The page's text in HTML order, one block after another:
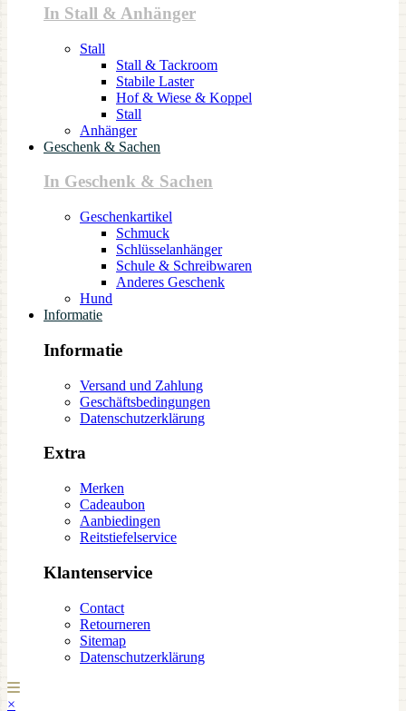
In Stall & Anhänger
Stall
Stall & Tackroom
Stabile Laster
Hof & Wiese & Koppel
Stall
Anhänger
Geschenk & Sachen
In Geschenk & Sachen
Geschenkartikel
Schmuck
Schlüsselanhänger
Schule & Schreibwaren
Anderes Geschenk
Hund
Informatie
Informatie
Versand und Zahlung
Geschäftsbedingungen
Datenschutzerklärung
Extra
Merken
Cadeaubon
Aanbiedingen
Reitstiefelservice
Klantenservice
Contact
Retourneren
Sitemap
Datenschutzerklärung
×